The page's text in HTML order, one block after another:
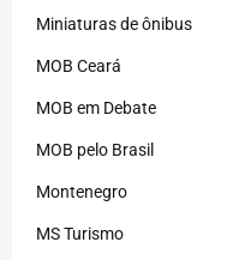
Miniaturas de ônibus
MOB Ceará
MOB em Debate
MOB pelo Brasil
Montenegro
MS Turismo